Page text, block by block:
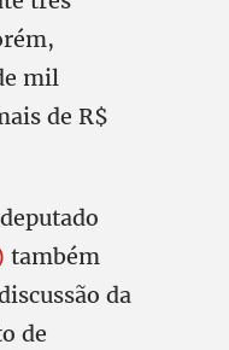
mil
de R$
também
da
de